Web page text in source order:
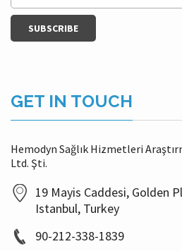
GET IN TOUCH
Hemodyn Sağlık Hizmetleri
Ltd. Şti.
19 Mayis Caddesi, Golden
Istanbul, Turkey
90-212-338-1839